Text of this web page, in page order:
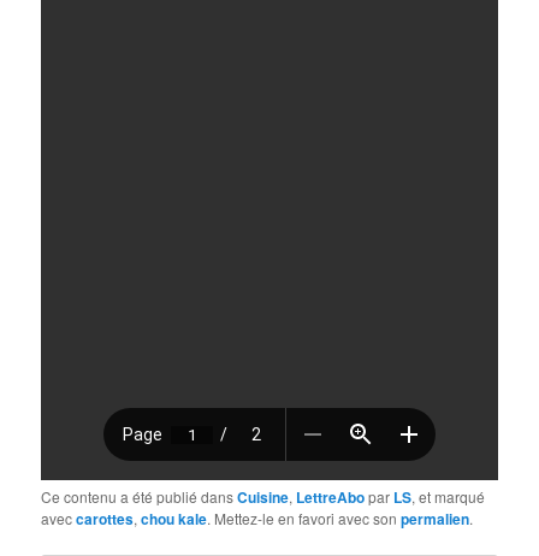
Ce contenu a été publié dansCuisine, LettreAbopar LS, et marqué
aveccarottes,chou kale. Mettez-le en favori avec sonpermalien.